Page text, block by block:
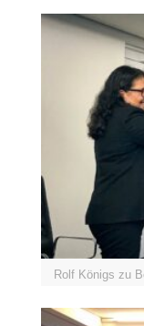
Rolf Königs zu